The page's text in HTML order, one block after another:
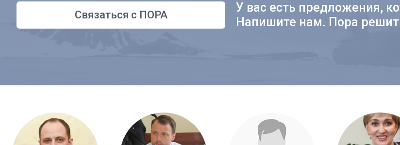
Связаться с ПОРА
У вас есть предложения,
Напишите нам. Пора